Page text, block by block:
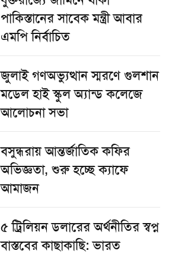
পাকিস্তানের সাবেক মন্ত্রী আবার
এমপি নির্বাচিত
জুলাই গণঅভ্যুত্থান স্মরণে গুলশান
মডেল হাই স্কুল অ্যান্ড কলেজে
আলোচনা সভা
বসুন্ধরায় আন্তর্জাতিক কফির
অভিজ্ঞতা, শুরু হচ্ছে ক্যাফে
আমাজন
৫ ট্রিলিয়ন ডলারের অর্থনীতির স্বপ্ন
বাস্তবের কাছাকাছি: ভারত